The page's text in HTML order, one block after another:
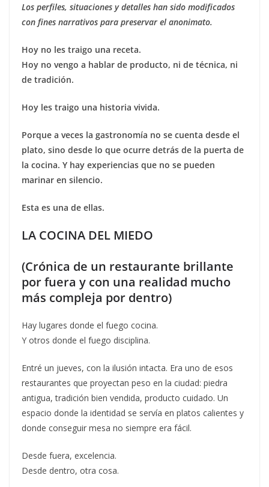
Los perfiles, situaciones y detalles han sido modificados
con fines narrativos para preservar el anonimato.
Hoy no les traigo una receta.
Hoy no vengo a hablar de producto, ni de técnica, ni
de tradición.
Hoy les traigo una historia vivida.
Porque a veces la gastronomía no se cuenta desde el
plato, sino desde lo que ocurre detrás de la puerta de
la cocina. Y hay experiencias que no se pueden
marinar en silencio.
Esta es una de ellas.
LA COCINA DEL MIEDO
(Crónica de un restaurante brillante
por fuera y con una realidad mucho
más compleja por dentro)
Hay lugares donde el fuego cocina.
Y otros donde el fuego disciplina.
Entré un jueves, con la ilusión intacta. Era uno de esos
restaurantes que proyectan peso en la ciudad: piedra
antigua, tradición bien vendida, producto cuidado. Un
espacio donde la identidad se servía en platos calientes y
donde conseguir mesa no siempre era fácil.
Desde fuera, excelencia.
Desde dentro, otra cosa.